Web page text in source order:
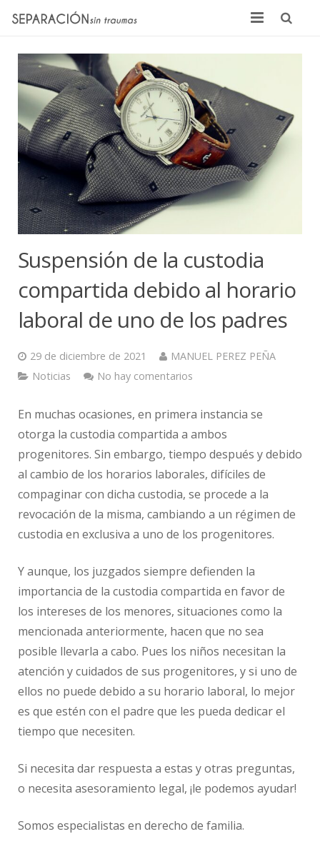
Inicio
Quienes somos
Noticias
Sentencias
Contacto
Suspensión de la custodia
compartida debido al horario
laboral de uno de los padres
29 de diciembre de 2021
MANUEL PEREZ PEÑA
Noticias
No hay comentarios
En muchas ocasiones, en primera instancia se
otorga la custodia compartida a ambos
progenitores. Sin embargo, tiempo después y debido
al cambio de los horarios laborales, difíciles de
compaginar con dicha custodia, se procede a la
revocación de la misma, cambiando a un régimen de
custodia en exclusiva a uno de los progenitores.
Y aunque, los juzgados siempre defienden la
importancia de la custodia compartida en favor de
los intereses de los menores, situaciones como la
mencionada anteriormente, hacen que no sea
posible llevarla a cabo. Pues los niños necesitan la
atención y cuidados de sus progenitores, y si uno de
ellos no puede debido a su horario laboral, lo mejor
es que estén con el padre que les pueda dedicar el
tiempo que necesiten.
Si necesita dar respuesta a estas y otras preguntas,
o necesita asesoramiento legal, ¡le podemos ayudar!
Somos especialistas en derecho de familia.